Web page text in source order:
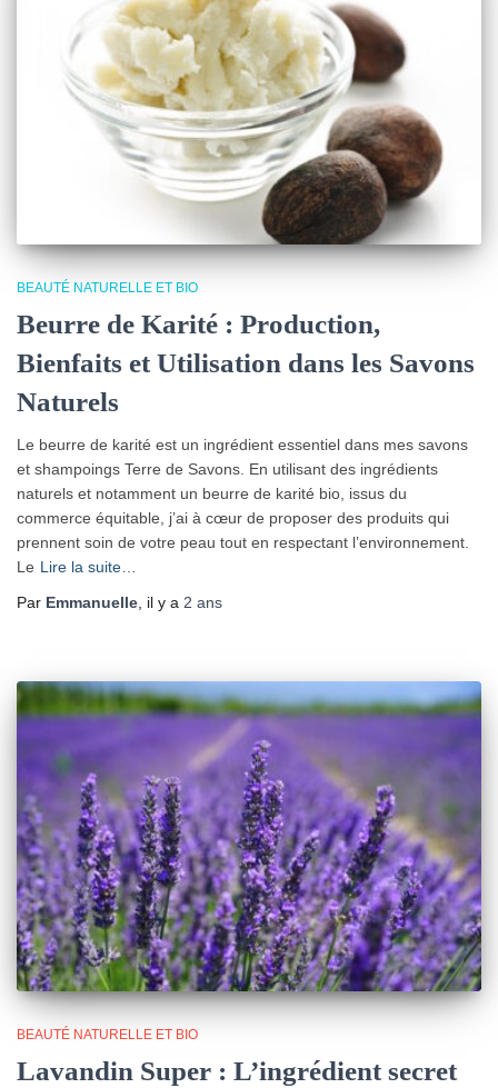
BEAUTÉ NATURELLE ET BIO
Beurre de Karité : Production,
Bienfaits et Utilisation dans les Savons
Naturels
Le beurre de karité est un ingrédient essentiel dans mes savons
et shampoings Terre de Savons. En utilisant des ingrédients
naturels et notamment un beurre de karité bio, issus du
commerce équitable, j’ai à cœur de proposer des produits qui
prennent soin de votre peau tout en respectant l’environnement.
Le Lire la suite…
Par Emmanuelle, il y a 2 ans
BEAUTÉ NATURELLE ET BIO
Lavandin Super : L’ingrédient secret